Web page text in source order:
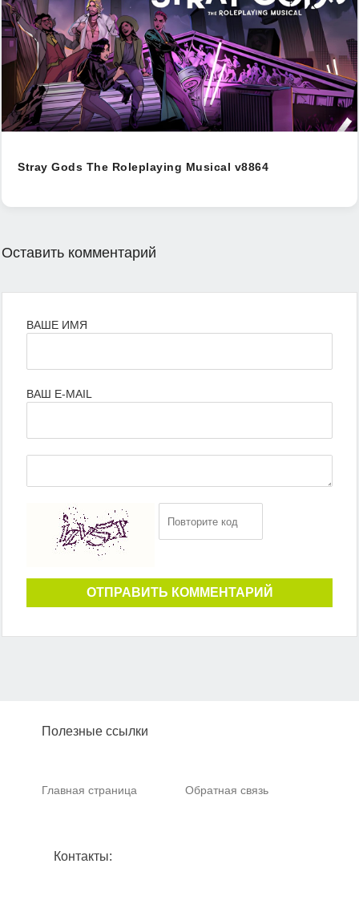
Stray Gods The Roleplaying Musical v8864
Оставить комментарий
ВАШЕ ИМЯ
ВАШ E-MAIL
ОТПРАВИТЬ КОММЕНТАРИЙ
Полезные ссылки
Главная страница Обратная связь
Контакты: